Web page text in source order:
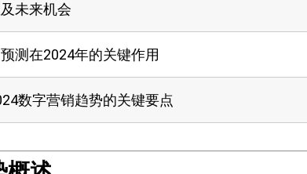
未来机会
测在2024年的关键作用
数字营销趋势的关键要点